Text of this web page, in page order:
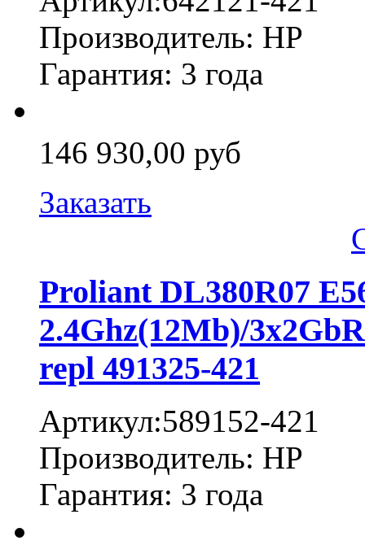
Производитель: HP
Гарантия: 3 года
146 930,00 руб
Заказать
Proliant DL380R07
2.4Ghz(12Mb)/
repl 491325-421
Артикул:589152-421
Производитель: HP
Гарантия: 3 года